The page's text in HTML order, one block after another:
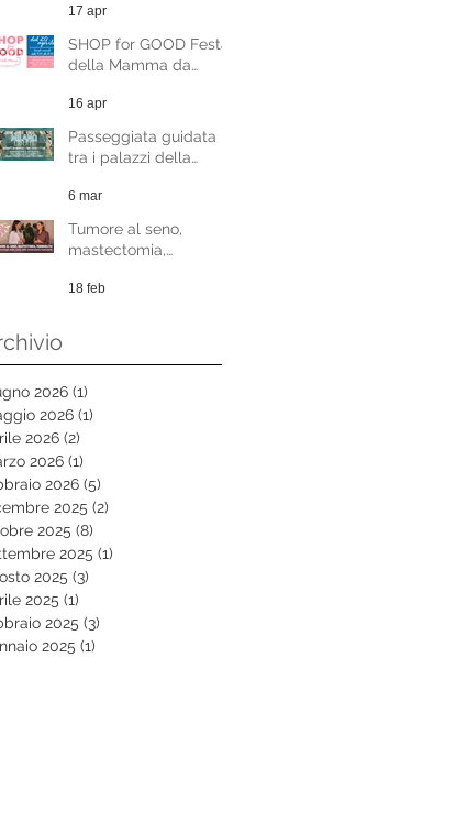
17 apr
SHOP for GOOD Festa
della Mamma da
16 apr
Passeggiata guidata
tra i palazzi della
benefico
6 mar
Tumore al seno,
mastectomia,
psicologia della scelta
18 feb
2026 (1)
2026 (1)
2026 (2)
2026 (1)
2026 (5)
2025 (2)
2025 (8)
2025 (1)
2025 (3)
2025 (1)
2025 (3)
2025 (1)